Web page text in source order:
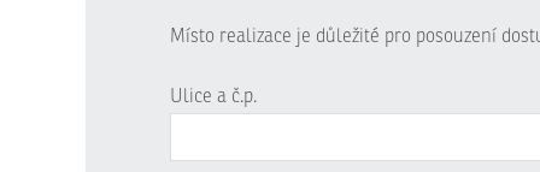
Místo realizace je důležité pro posouzení
Ulice a č.p.